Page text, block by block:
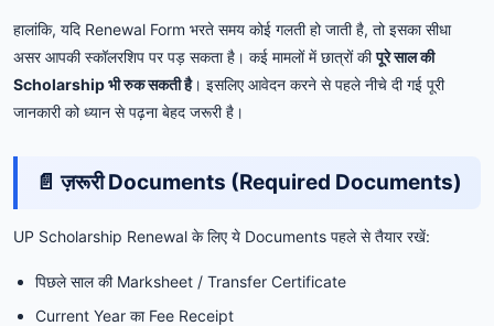
हालांकि, यदि Renewal Form भरते समय कोई गलती हो जाती है, तो इसका सीधा
असर आपकी स्कॉलरशिप पर पड़ सकता है। कई मामलों में छात्रों कीपूरे साल की
Scholarship भी रुक सकती है। इसलिए आवेदन करने से पहले नीचे दी गई पूरी
जानकारी को ध्यान से पढ़ना बेहद जरूरी है।
📄 ज़रूरी Documents (Required Documents)
UP Scholarship Renewal के लिए ये Documents पहले से तैयार रखें:
पिछले साल की Marksheet / Transfer Certificate
Current Year का Fee Receipt